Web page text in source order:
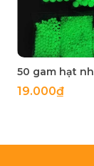
19.000₫